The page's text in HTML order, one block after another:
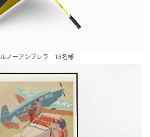
ルノーアンブレラ 15名様